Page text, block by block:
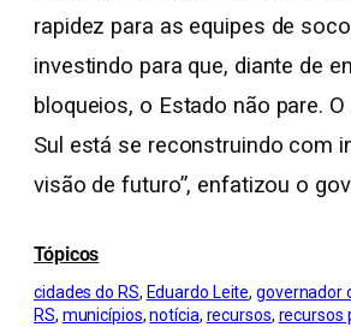
rapidez para as equipes de
investindo para que, diante de
bloqueios, o Estado não pare. O
Sul está se reconstruindo com
visão de futuro”, enfatizou o
Tópicos
cidades do RS, Eduardo Leite, governador
RS, municípios, notícia, recursos, recursos